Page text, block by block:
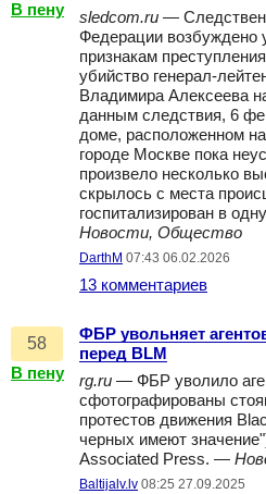
В пену
sledcom.ru —
Федерации возбуждено
признакам
убийство генерал-
Владимира Алексеева
данным следствия, 6
доме, расположенном
городе Москве пока
произвело несколько
скрылось с места
госпитализирован в
Новости, Общество
DarthM 07:43 06.02.2026
13 комментариев
58
В пену
ФБР увольняет
перед BLM
rg.ru — ФБР уволило
сфотографированы
протестов движения
черных имеют
Associated Press. —
Baltijalv.lv 08:25 27.09.2025